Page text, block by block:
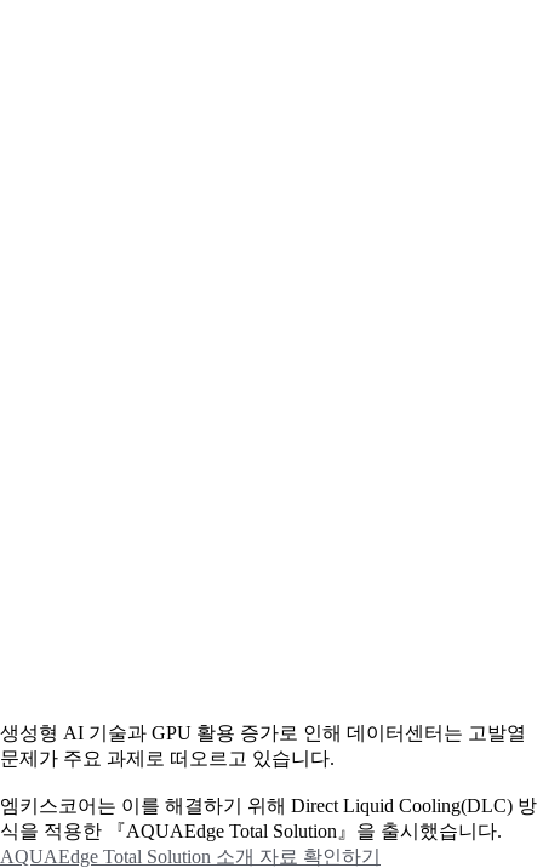
생성형 AI 기술과 GPU 활용 증가로 인해 데이터센터는 고발열
문제가 주요 과제로 떠오르고 있습니다.
엠키스코어는 이를 해결하기 위해 Direct Liquid Cooling(DLC) 방
식을 적용한 『AQUAEdge Total Solution』을 출시했습니다.
AQUAEdge Total Solution 소개 자료 확인하기